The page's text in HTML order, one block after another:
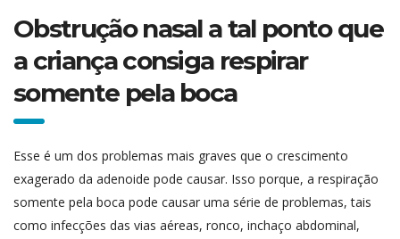
Obstrução nasal a tal ponto que
a criança consiga respirar
somente pela boca
Esse é um dos problemas mais graves que o crescimento
exagerado da adenoide pode causar. Isso porque, a respiração
somente pela boca pode causar uma série de problemas, tais
como infecções das vias aéreas, ronco, inchaço abdominal,